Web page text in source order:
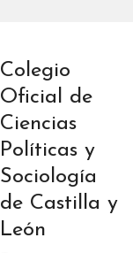
Colegio
Oficial de
Ciencias
Políticas y
Sociología
de Castilla y
León